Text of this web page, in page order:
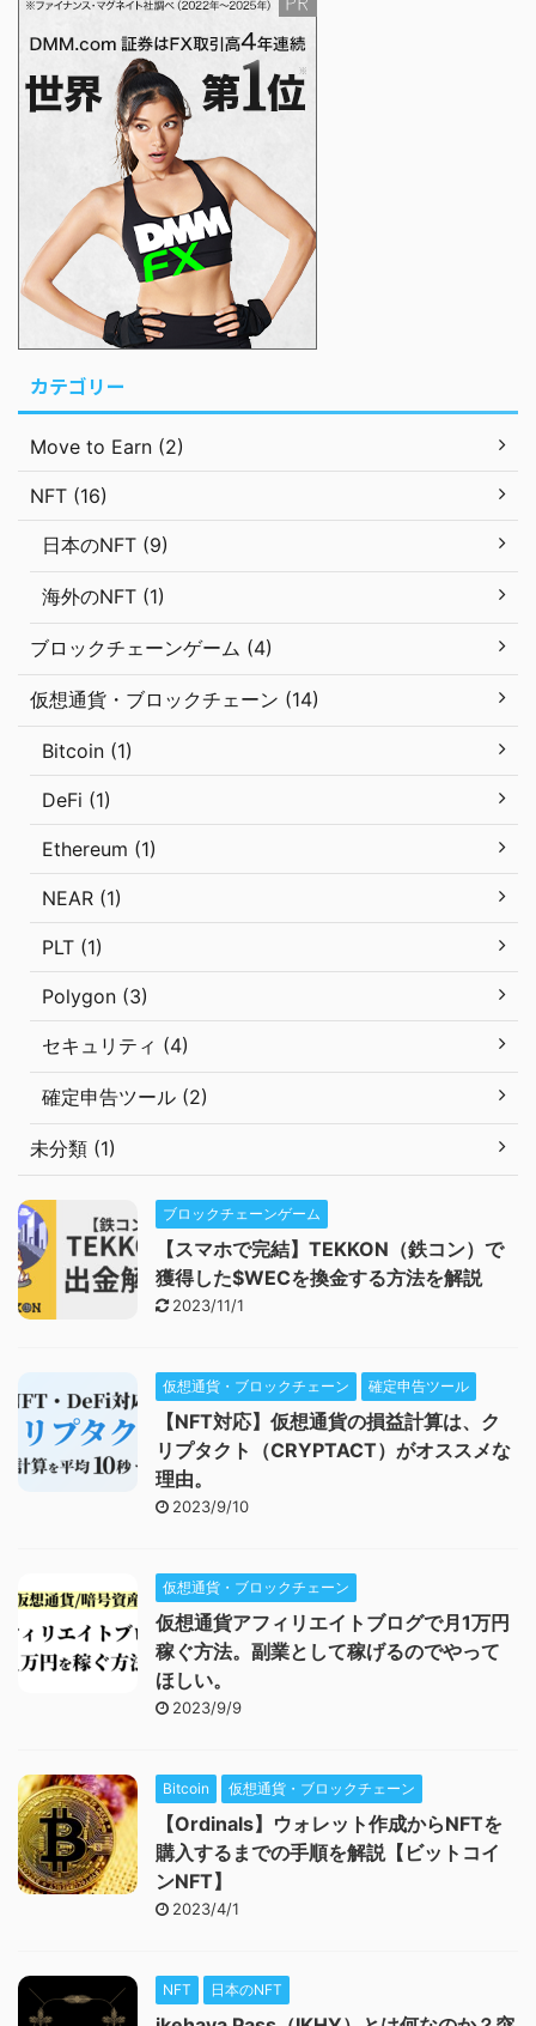
カテゴリー
Move to Earn (2)
NFT (16)
日本のNFT (9)
海外のNFT (1)
ブロックチェーンゲーム (4)
仮想通貨・ブロックチェーン (14)
Bitcoin (1)
DeFi (1)
Ethereum (1)
NEAR (1)
PLT (1)
Polygon (3)
セキュリティ (4)
確定申告ツール (2)
未分類 (1)
ブロックチェーンゲーム
【スマホで完結】TEKKON（鉄コン）で
獲得した$WECを換金する方法を解説
2023/11/1
仮想通貨・ブロックチェーン 確定申告ツール
【NFT対応】仮想通貨の損益計算は、ク
リプタクト（CRYPTACT）がオススメな
理由。
2023/9/10
仮想通貨・ブロックチェーン
仮想通貨アフィリエイトブログで月1万円
稼ぐ方法。副業として稼げるのでやって
ほしい。
2023/9/9
Bitcoin 仮想通貨・ブロックチェーン
【Ordinals】ウォレット作成からNFTを
購入するまでの手順を解説【ビットコイ
ンNFT】
2023/4/1
NFT 日本のNFT